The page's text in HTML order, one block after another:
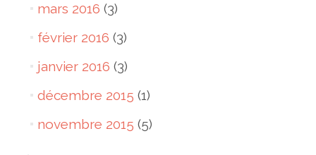
mars 2016 (3)
février 2016 (3)
janvier 2016 (3)
décembre 2015 (1)
novembre 2015 (5)